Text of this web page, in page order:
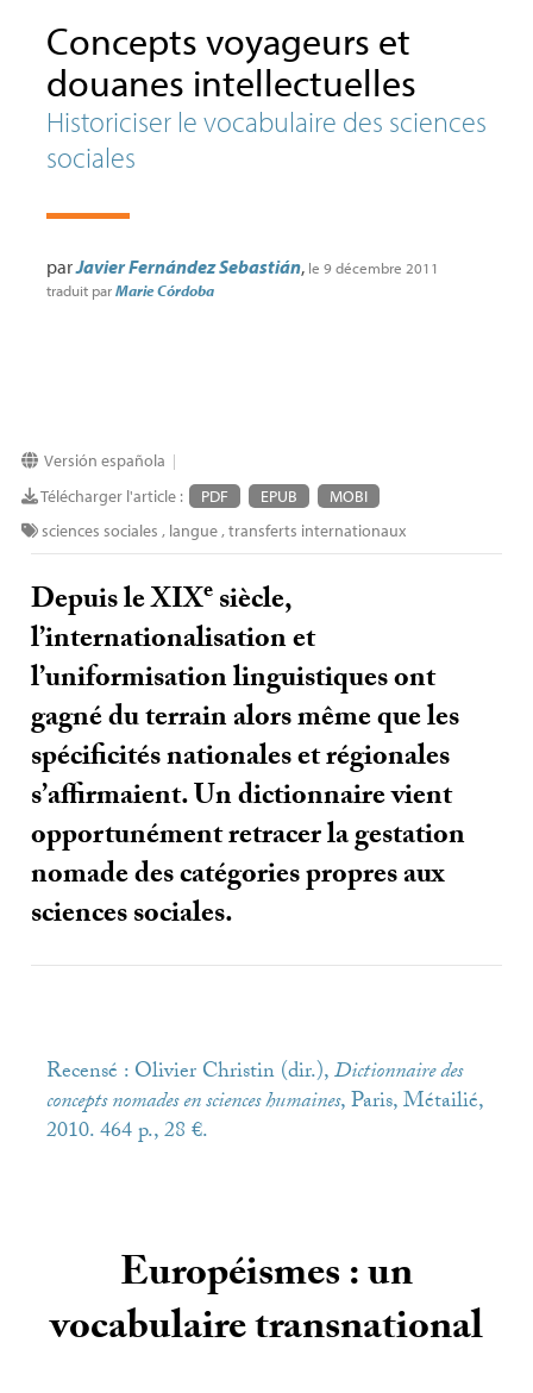
Concepts voyageurs et
douanes intellectuelles
Historiciser le vocabulaire des sciences
sociales
parJavier Fernández Sebastián, le 9 décembre 2011
traduit parMarie Córdoba
Versión española |
Télécharger l'article : PDF EPUB
MOBI
sciences sociales , langue,transferts internationaux
Depuis leXIXesiècle,
l’internationalisation et
l’uniformisation linguistiques ont
gagné du terrain alors même que les
spécificités nationales et régionales
s’affirmaient. Un dictionnaire vient
opportunément retracer la gestation
nomade des catégories propres aux
sciences sociales.
Recensé : Olivier Christin (dir.),Dictionnaire des
concepts nomades en sciences humaines, Paris, Métailié,
2010. 464 p., 28 €.
Européismes : un
vocabulaire transnational